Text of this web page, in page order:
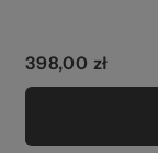
398,00 zł